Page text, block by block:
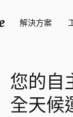
解決方案
您的自
全天候